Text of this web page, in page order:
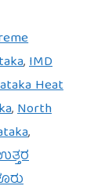
,IMD
Heat
,North
,